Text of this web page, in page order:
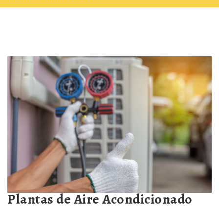
Plantas de Aire Acondicionado